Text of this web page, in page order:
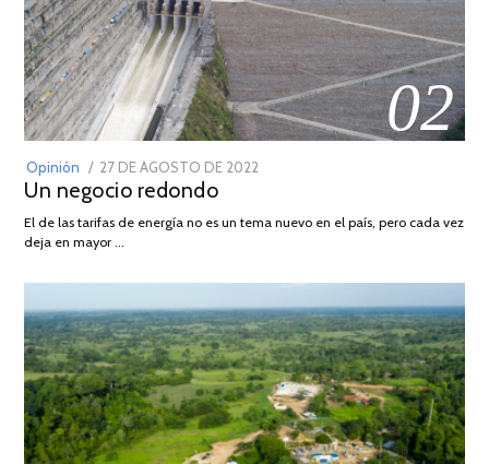
02
Opinión
POSTED
ON
27 DE AGOSTO DE 2022
DE
Un negocio redondo
El de las tarifas de energía no es un tema nuevo en el país, pero cada vez
deja en mayor …